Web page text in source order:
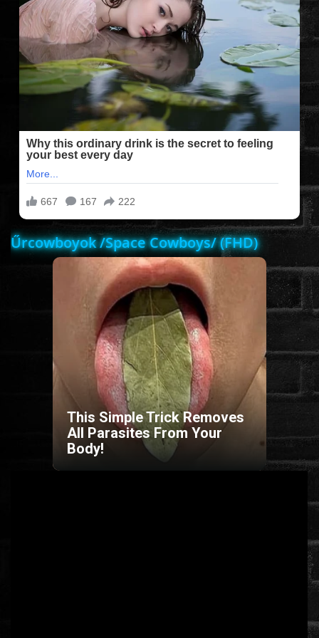
FILMEK (2025-ÖS)
FILMEK (2024-ES)
FILMEK (2023-AS)
FILMEK (2022-ES)
FELIRATOS FILMEK
AKCIÓ
Űrcowboyok /Space Cowboys/ (FHD)
This Simple Trick Removes
All Parasites From Your
Body!